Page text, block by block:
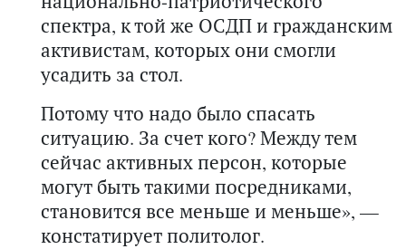
спектра, к той же ОСДП и гражданским
активистам, которых они смогли
усадить за стол.
Потому что надо было спасать
ситуацию. За счет кого? Между тем
сейчас активных персон, которые
могут быть такими посредниками,
становится все меньше и меньше», —
констатирует политолог.